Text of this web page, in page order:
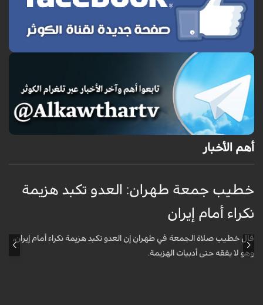
أهم الأخبار
خطيب جمعة طهران: العدو تكبد هزيمة
نكراء أمام إيران
قال خطيب صلاة الجمعة في طهران إن العدو تكبد هزيمة نكراء أمام إيران،
وهو لا يفقه حتى أدبيات الهزيمة.